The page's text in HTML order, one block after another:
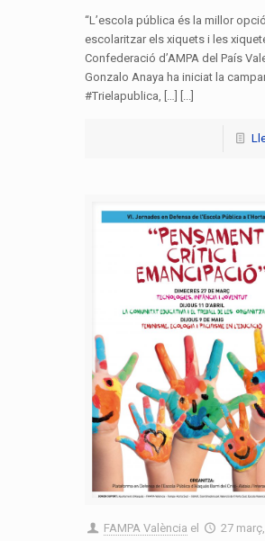
“L’escola pública és la millor
escolaritzar els xiquets i les
Confederació d’AMPA del País
Gonzalo Anaya ha iniciat la
#Trielapublica, […] [...]
FAMPA València el 27